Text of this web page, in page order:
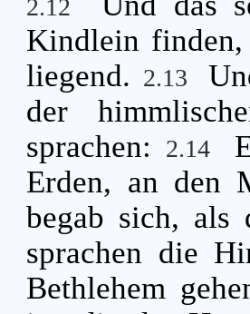
2.12
Kindlein
liegend. 2.13
der
sprachen:
2.14
Erden, an den
begab sich, als
sprachen die
Bethlehem